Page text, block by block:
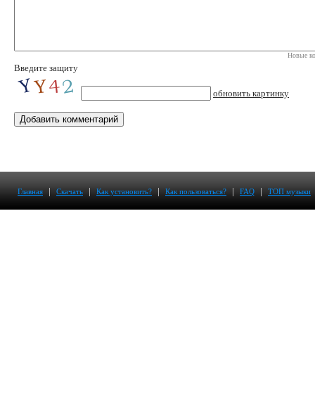
Новые
Введите защиту
обновить картинку
Главная | Скачать | Как установить? | Как пользоваться? | FAQ | ТОП музыки